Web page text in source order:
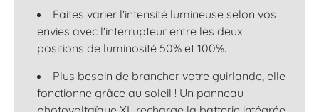
Faites varier l'intensité lumineuse selon vos
envies avec l'interrupteur entre les deux
positions de luminosité 50% et 100%.
Plus besoin de brancher votre guirlande, elle
fonctionne grâce au soleil ! Un panneau